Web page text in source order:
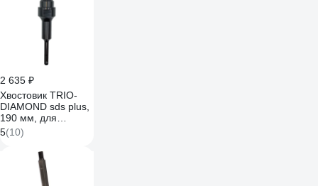
2 635 ₽
Хвостовик TRIO-
DIAMOND sds plus,
190 мм, для
алмазных коронок
1_1/4unc, 290820
5(10)